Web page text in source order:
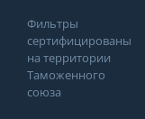
Фильтры
сертифицированы
на территории
Таможенного
союза